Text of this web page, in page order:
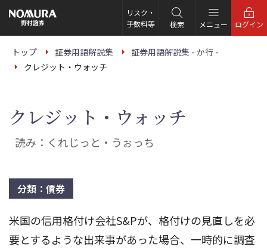
の
ー
リスク・
手数料等
検索 メニュー ログイン
トップ 証券用語解説集
証券用語解説集 - か行 -
クレジット・ウォッチ
クレジット・ウォッチ
読み：くれじっと・うぉっち
分類：債券
米国の信用格付け会社S&Pが、格付けの見直しを必
要とするような出来事があった場合、一時的に調査